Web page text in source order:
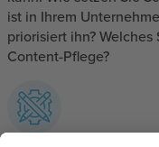
ist in Ihrem
priorisiert ihn?
Content-Pflege?